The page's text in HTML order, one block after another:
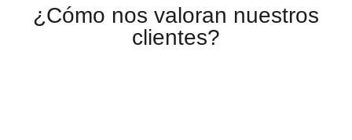
¿Cómo nos valoran nuestros
clientes?